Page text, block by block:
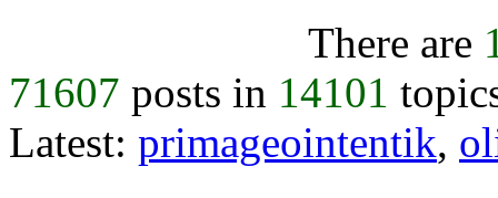
There are
71607 posts in 14101
Latest: primageointentik,